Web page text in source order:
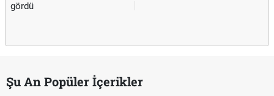
gördü
Şu An Popüler İçerikler